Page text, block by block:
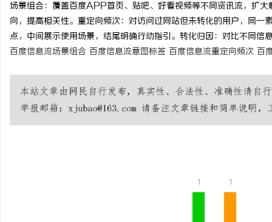
time： 2026-05-06 10:04:12 onclick： 31
场景组合：覆盖百度APP首页、贴吧、好看视频等不同资讯流，扩
向，提高相关性。重定向频次：对访问过网站但未转化的用户，同
点，中间展示使用场景，结尾明确行动指引。转化归因：对比不同信
百度信息流场景组合 百度信息流意图标签 百度信息流重定向频次 百
1 1